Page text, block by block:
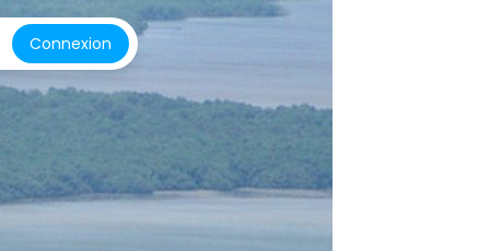
Connexion